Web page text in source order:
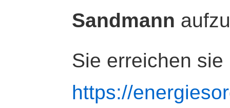
Sandmann
Sie erreichen sie
https://